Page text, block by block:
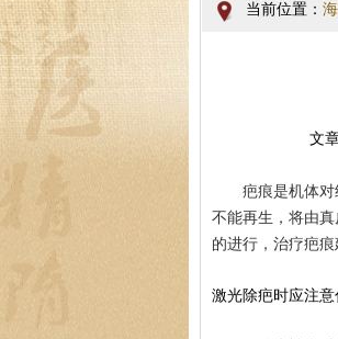
当前位置：
文
疤痕是机体
不能再生，将由
的进行，治疗疤
激光除疤时应注